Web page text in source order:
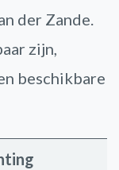
der Zande.
zijn,
beschikbare